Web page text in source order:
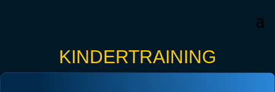
KINDERTRAINING